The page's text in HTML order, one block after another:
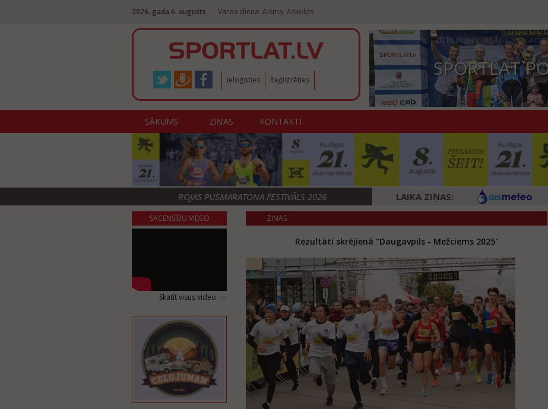
2026. gada 6. augusts Vārda diena: Aisma, Askolds
Ielogoties Reģistrēties SPORTLAT
SĀKUMS ZIŅAS KONTAKTI
ROJAS PUSMARATONA FESTIVĀLS 2026 LAIKA ZIŅAS:
SACENSĪBU VIDEO
Skatīt visus video
ZIŅAS
Rezultāti skrējienā "Daugavpils - Mežciems 2025"